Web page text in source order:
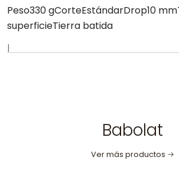
Peso330 gCorteEstándarDrop10
superficieTierra batida
|
Babolat
Ver más productos